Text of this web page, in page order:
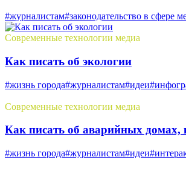
#журналистам#законодательство в сфере
Современные технологии медиа
Как писать об экологии
#жизнь города#журналистам#идеи
Современные технологии медиа
Как писать об аварийных домах,
#жизнь города#журналистам#идеи